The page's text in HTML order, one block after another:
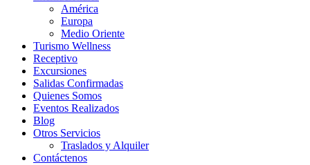
América
Europa
Medio Oriente
Turismo Wellness
Receptivo
Excursiones
Salidas Confirmadas
Quienes Somos
Eventos Realizados
Blog
Otros Servicios
Traslados y Alquiler
Contáctenos